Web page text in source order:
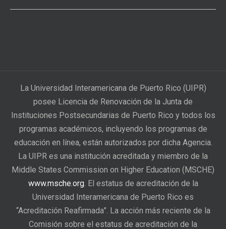
La Universidad Interamericana de Puerto Rico (UIPR)
posee Licencia de Renovación de la Junta de
Instituciones Postsecundarias de Puerto Rico y todos los
programas académicos, incluyendo los programas de
educación en línea, están autorizados por dicha Agencia.
La UIPR es una institución acreditada y miembro de la
Middle States Commission on Higher Education (MSCHE)
www.msche.org. El estatus de acreditación de la
Universidad Interamericana de Puerto Rico es
“Acreditación Reafirmada”. La acción más reciente de la
Comisión sobre el estatus de acreditación de la